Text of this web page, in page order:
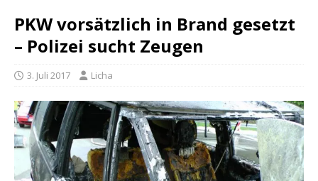
PKW vorsätzlich in Brand gesetzt
– Polizei sucht Zeugen
3. Juli 2017 Licha